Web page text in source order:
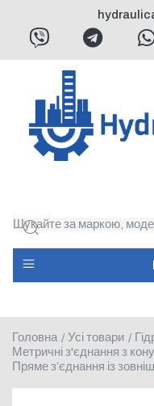
Головна / Усі товари /
Метричні з'єднання з
Пряме з’єднання із